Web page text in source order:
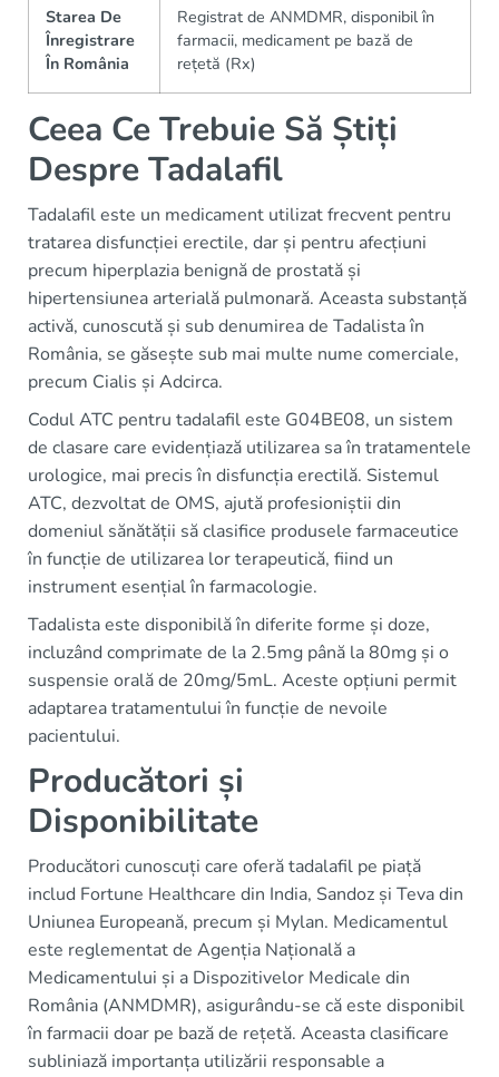
Starea De
Înregistrare
În România
Registrat de ANMDMR, disponibil în
farmacii, medicament pe bază de
rețetă (Rx)
Ceea Ce Trebuie Să Știți
Despre Tadalafil
Tadalafil este un medicament utilizat frecvent pentru
tratarea disfuncției erectile, dar și pentru afecțiuni
precum hiperplazia benignă de prostată și
hipertensiunea arterială pulmonară. Aceasta substanță
activă, cunoscută și sub denumirea de Tadalista în
România, se găsește sub mai multe nume comerciale,
precum Cialis și Adcirca.
Codul ATC pentru tadalafil este G04BE08, un sistem
de clasare care evidențiază utilizarea sa în tratamentele
urologice, mai precis în disfuncția erectilă. Sistemul
ATC, dezvoltat de OMS, ajută profesioniștii din
domeniul sănătății să clasifice produsele farmaceutice
în funcție de utilizarea lor terapeutică, fiind un
instrument esențial în farmacologie.
Tadalista este disponibilă în diferite forme și doze,
incluzând comprimate de la 2.5mg până la 80mg și o
suspensie orală de 20mg/5mL. Aceste opțiuni permit
adaptarea tratamentului în funcție de nevoile
pacientului.
Producători și
Disponibilitate
Producători cunoscuți care oferă tadalafil pe piață
includ Fortune Healthcare din India, Sandoz și Teva din
Uniunea Europeană, precum și Mylan. Medicamentul
este reglementat de Agenția Națională a
Medicamentului și a Dispozitivelor Medicale din
România (ANMDMR), asigurându-se că este disponibil
în farmacii doar pe bază de rețetă. Aceasta clasificare
subliniază importanța utilizării responsable a